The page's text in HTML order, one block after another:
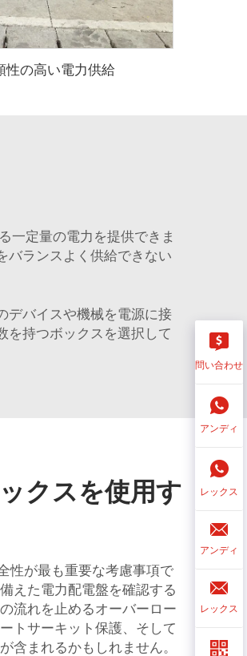
性の高い電力供給
一定量の電力を提供できま
バランスよく供給できない
デバイスや機械を電源に接
を持つボックスを選択して
クスを使用す
性が最も重要な考慮事項で
えた電力配電盤を確認する
流れを止めるオーバーロー
トサーキット保護、そして
含まれるかもしれません。
問い合わせ
アンディ
レックス
アンディ
レックス